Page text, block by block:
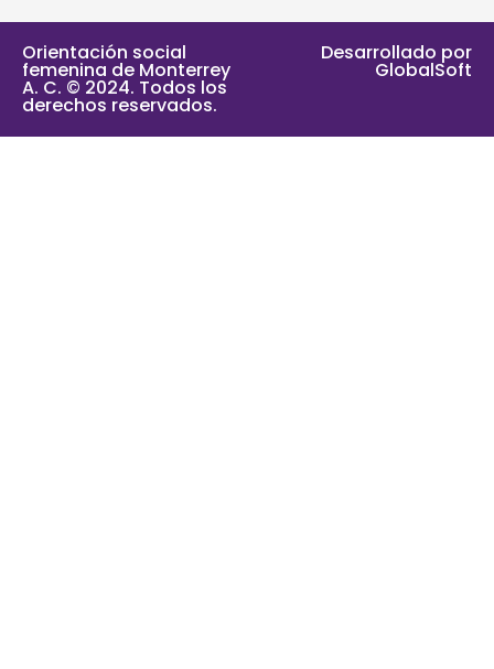
Orientación social
femenina de Monterrey
A. C. © 2024. Todos los
derechos reservados.
Desarrollado por
GlobalSoft